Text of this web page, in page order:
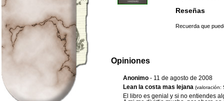
Reseñas
Recuerda que
Opiniones
Anonimo - 11 de agosto de 2008
Lean la costa mas lejana (valoración:
El libro es genial y si no entiendes